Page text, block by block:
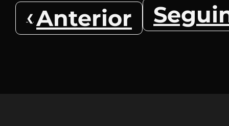
Anterior